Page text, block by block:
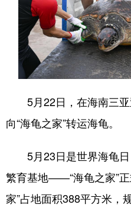
5月22日，在海南三亚
向“海龟之家”转运海龟。
5月23日是世界海龟日
繁育基地——“海龟之家”正
家”占地面积388平方米，